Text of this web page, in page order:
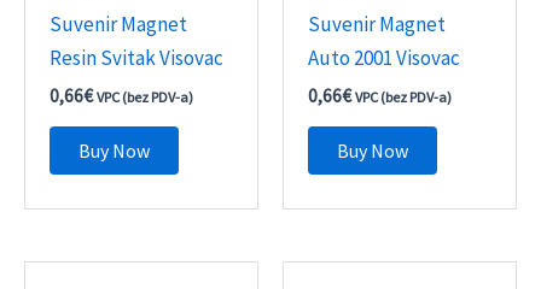
Suvenir Magnet
Resin Svitak Visovac
0,66€ VPC (bez PDV-a)
Buy Now
Suvenir Magnet
Auto 2001 Visovac
0,66€ VPC (bez PDV-a)
Buy Now